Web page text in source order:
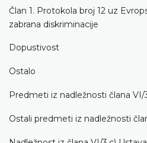
Član 1. Protokola broj 12 uz
zabrana diskriminacije
Dopustivost
Ostalo
Predmeti iz nadležnosti člana VI/
Ostali predmeti iz nadležnosti